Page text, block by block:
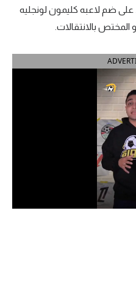
على ضم لاعبه كليمون لونجليه
المختص بالانتقالات.